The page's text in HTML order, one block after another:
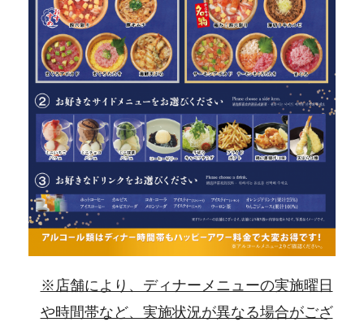
※店舗により、ディナーメニューの実施曜日
や時間帯など、実施状況が異なる場合がござ